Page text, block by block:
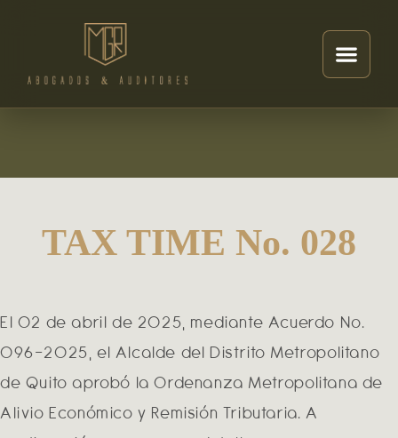
TAX TIME No. 028
El 02 de abril de 2025, mediante Acuerdo No.
096-2025, el Alcalde del Distrito Metropolitano
de Quito aprobó la Ordenanza Metropolitana de
Alivio Económico y Remisión Tributaria. A